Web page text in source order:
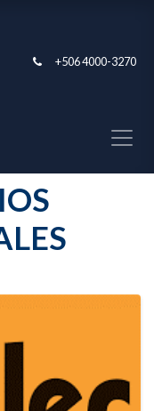
+506 4000-3270